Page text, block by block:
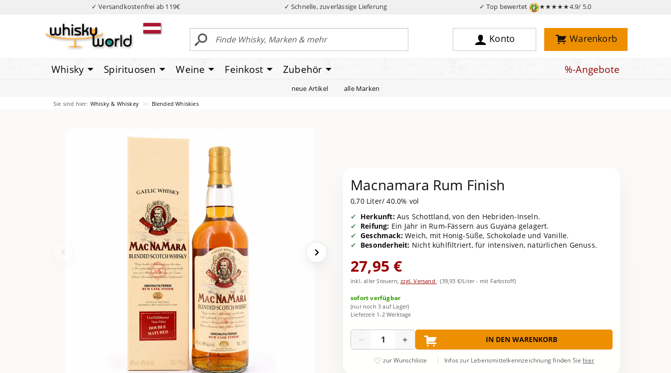
✓ Versandkostenfrei ab 119€ ✓ Schnelle, zuverlässige Lieferung ✓ Top bewertet ★★★★★4.9/ 5.0
Konto Warenkorb
Whisky Spirituosen Weine Feinkost Zubehör %-Angebote
neue Artikel alle Marken
Sie sind hier: Whisky & Whiskey Blended Whiskies
Macnamara Rum Finish
0,70 Liter/ 40.0% vol
Herkunft:Aus Schottland, von den Hebriden-Inseln.
Reifung: Ein Jahr in Rum-Fässern aus Guyana gelagert.
Geschmack: Weich, mit Honig-Süße, Schokolade und Vanille.
Besonderheit: Nicht kühlfiltriert, für intensiven, natürlichen Genuss.
27,95 €
inkl. aller Steuern,zzgl. Versand ·(39,93 €/Liter - mit Farbstoff)
sofort verfügbar
(nur noch 3 auf Lager)
Lieferzeit 1-2 Werktage
− + IN DEN WARENKORB
zur Wunschliste Infos zur Lebensmittelkennzeichnung finden Sie hier